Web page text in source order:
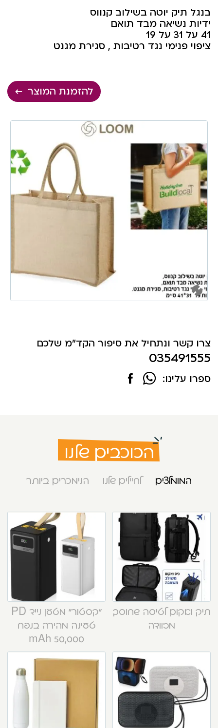
בנגל תיק יוטה בשילוב קנווס
ידיות נשיאה מבד תואם
41 על 31 על 19
ציפוי פנימי נגד רטיבות , סגירת מגנט
להזמנת המוצר
צרו קשר ונתחיל את סיפור הקד"מ שלכם
035491555
ספרו עלינו:
הכוכבים שלנו
המומלצים לחיילים שלנו הנימכרים ביותר
תיק ואקום לטיסה שחוסך
מזוודה
“קסטור” מטען נייד PD
טעינה מהירה בנפח
50,000 mAh